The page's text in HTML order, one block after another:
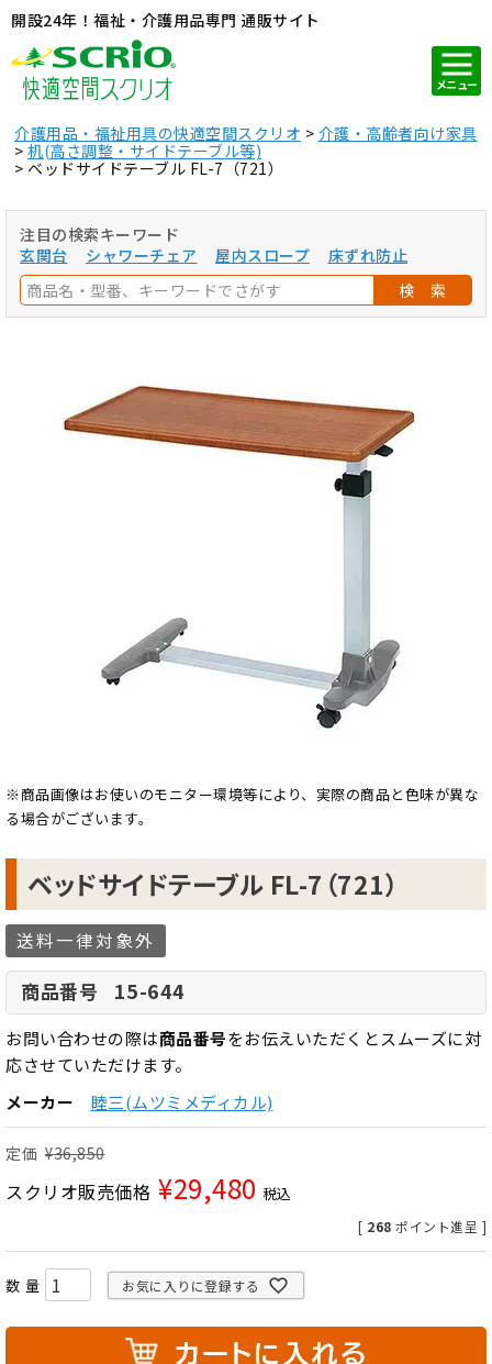
開設24年！福祉・介護用品専門 通販サイト
メニュー
介護用品・福祉用具の快適空間スクリオ
介護・高齢者向け家具
机(高さ調整・サイドテーブル等)
ベッドサイドテーブル FL-7（721）
注目の検索キーワード
玄関台
シャワーチェア 屋内スロープ
床ずれ防止
検 索
※商品画像はお使いのモニター環境等により、実際の商品と色味が異な
る場合がございます。
ベッドサイドテーブル FL-7（721）
送料一律対象外
商品番号 15-644
お問い合わせの際は商品番号をお伝えいただくとスムーズに対
応させていただけます。
メーカー
睦三(ムツミメディカル)
定価 ¥36,850
スクリオ販売価格 ¥29,480 税込
[ 268 ポイント進呈 ]
お気に入りに登録する